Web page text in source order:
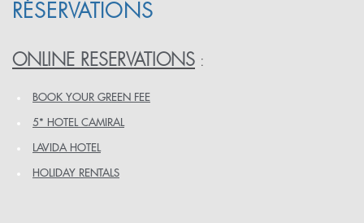
RÉSERVATIONS
ONLINE RESERVATIONS :
BOOK YOUR GREEN FEE
5* HOTEL CAMIRAL
LAVIDA HOTEL
HOLIDAY RENTALS